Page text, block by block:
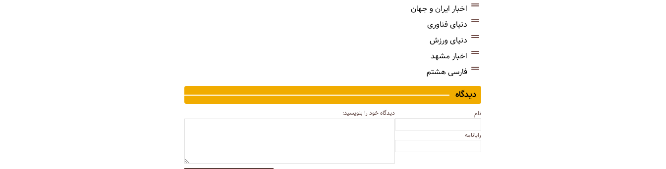
اخبار ایران و جهان
دنیای فناوری
دنیای ورزش
اخبار مشهد
فارسی هشتم
دیدگاه
نام
رایانامه
دیدگاه خود را بنویسید: